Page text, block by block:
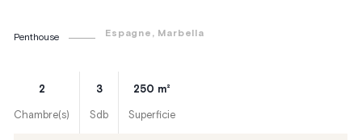
Penthouse Espagne , Marbella
2
Chambre(s)
3
Sdb
250 m²
Superficie